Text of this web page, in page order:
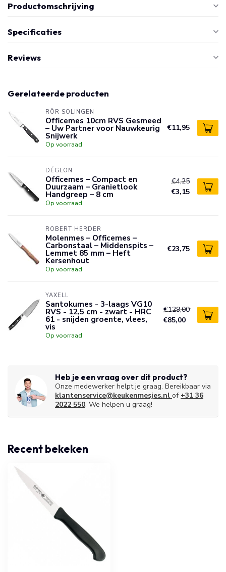
Productomschrijving
Specificaties
Reviews
Gerelateerde producten
RÖR SOLINGEN
Officemes 10cm RVS Gesmeed
– Uw Partner voor Nauwkeurig
Snijwerk
Op voorraad
€11,95
DÉGLON
Officemes – Compact en
Duurzaam – Granietlook
Handgreep – 8 cm
Op voorraad
€4,25
€3,15
ROBERT HERDER
Molenmes – Officemes –
Carbonstaal – Middenspits –
Lemmet 85 mm – Heft
Kersenhout
Op voorraad
€23,75
YAXELL
Santokumes - 3-laags VG10
RVS - 12,5 cm - zwart - HRC
61 - snijden groente, vlees,
vis
Op voorraad
€129,00
€85,00
Heb je een vraag over dit product?
Onze medewerker helpt je graag. Bereikbaar via
klantenservice@keukenmesjes.nl of +31 36
2022 550. We helpen u graag!
Recent bekeken